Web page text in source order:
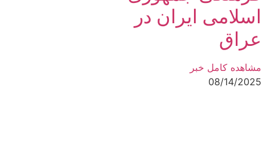
اسلامی ایران در
عراق
مشاهده کامل خبر
08/14/2025